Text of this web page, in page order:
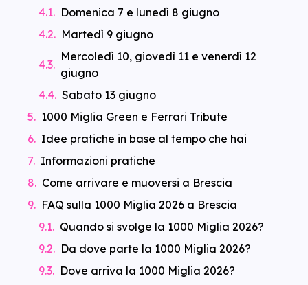
Domenica 7 e lunedì 8 giugno
Martedì 9 giugno
Mercoledì 10, giovedì 11 e venerdì 12
giugno
Sabato 13 giugno
1000 Miglia Green e Ferrari Tribute
Idee pratiche in base al tempo che hai
Informazioni pratiche
Come arrivare e muoversi a Brescia
FAQ sulla 1000 Miglia 2026 a Brescia
Quando si svolge la 1000 Miglia 2026?
Da dove parte la 1000 Miglia 2026?
Dove arriva la 1000 Miglia 2026?